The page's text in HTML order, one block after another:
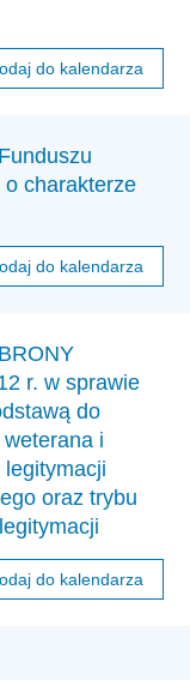
do kalendarza
charakterze
do kalendarza
r. w sprawie
do
i
oraz trybu
do kalendarza